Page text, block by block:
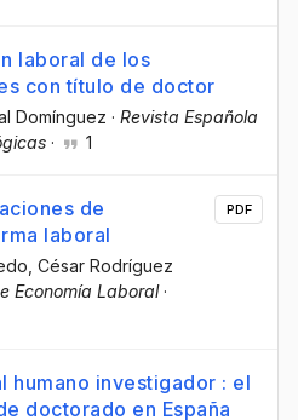
laboral de los
con título de doctor
Domínguez · Revista Española
· 1
de
laboral
, César Rodríguez
Economía Laboral·
PDF
humano investigador : el
doctorado en España